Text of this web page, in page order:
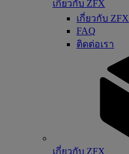
เกี่ยวกับ ZFX
เกี่ยวกับ ZFX
FAQ
ติดต่อเรา
เกี่ยวกับ ZFX